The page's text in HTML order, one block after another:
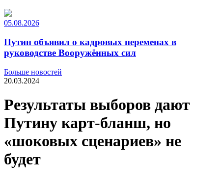
05.08.2026
Путин объявил о кадровых переменах в
руководстве Вооружённых сил
Больше новостей
20.03.2024
Результаты выборов дают
Путину карт-бланш, но
«шоковых сценариев» не
будет